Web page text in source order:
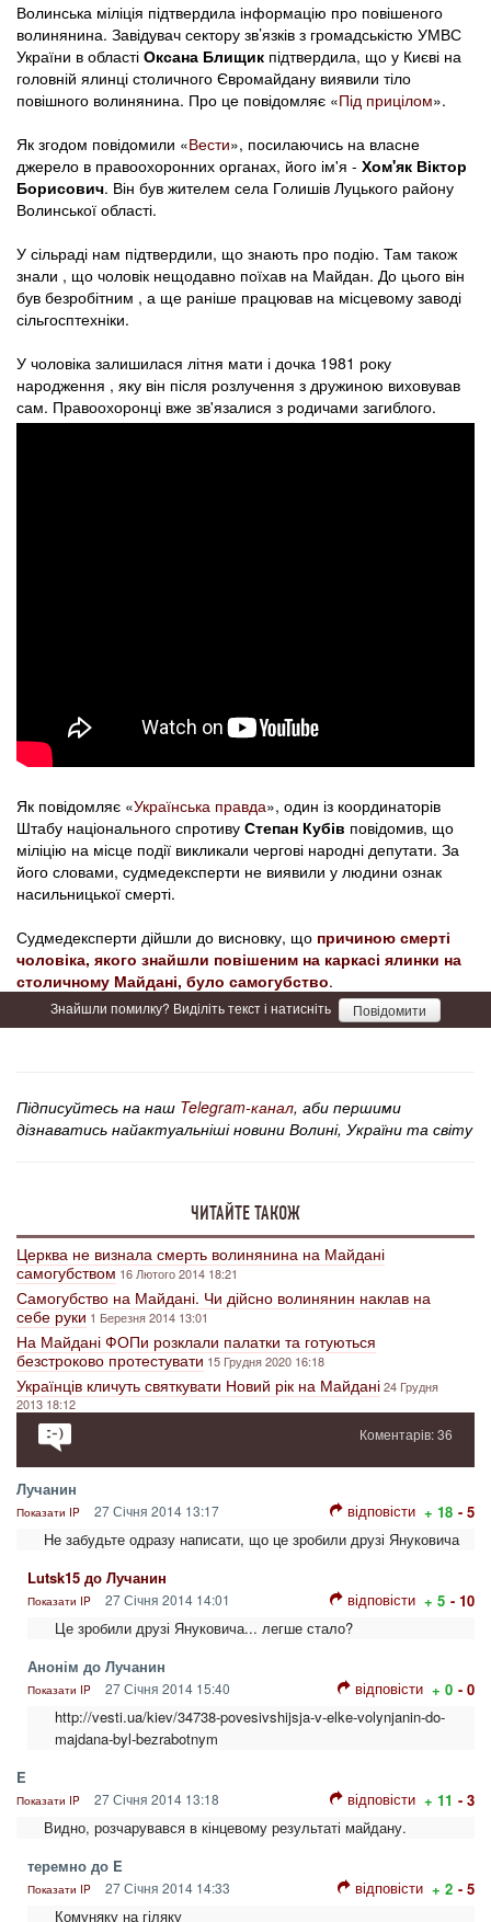
Волинська міліція підтвердила інформацію про повішеного
волинянина. Завідувач сектору зв’язків з громадськістю УМВС
України в області Оксана Блищик підтвердила, що у Києві на
головній ялинці столичного Євромайдану виявили тіло
повішного волинянина. Про це повідомляє «Під прицілом».
Як згодом повідомили «Вести», посилаючись на власне
джерело в правоохоронних органах, його ім'я - Хом'як Віктор
Борисович. Він був жителем села Голишів Луцького району
Волинської області.
У сільраді нам підтвердили, що знають про подію. Там також
знали , що чоловік нещодавно поїхав на Майдан. До цього він
був безробітним , а ще раніше працював на місцевому заводі
сільгосптехніки.
У чоловіка залишилася літня мати і дочка 1981 року
народження , яку він після розлучення з дружиною виховував
сам. Правоохоронці вже зв'язалися з родичами загиблого.
Як повідомляє «Українська правда», один із координаторів
Штабу національного спротиву Степан Кубів повідомив, що
міліцію на місце події викликали чергові народні депутати. За
його словами, судмедексперти не виявили у людини ознак
насильницької смерті.
Судмедексперти дійшли до висновку, що причиною смерті
чоловіка, якого знайшли повішеним на каркасі ялинки на
столичному Майдані, було самогубство.
Знайшли помилку? Виділіть текст і натисніть Повідомити
Підписуйтесь на наш Telegram-канал, аби першими
дізнаватись найактуальніші новини Волині, України та світу
ЧИТАЙТЕ ТАКОЖ
Церква не визнала смерть волинянина на Майдані
самогубством 16 Лютого 2014 18:21
Самогубство на Майдані. Чи дійсно волинянин наклав на
себе руки 1 Березня 2014 13:01
На Майдані ФОПи розклали палатки та готуються
безстроково протестувати 15 Грудня 2020 16:18
Українців кличуть святкувати Новий рік на Майдані24 Грудня
2013 18:12
Коментарів: 36
Лучанин
Показати IP 27 Січня 2014 13:17 відповісти + 18 - 5
Не забудьте одразу написати, що це зробили друзі Януковича
Lutsk15 до Лучанин
Показати IP 27 Січня 2014 14:01 відповісти + 5 - 10
Це зробили друзі Януковича... легше стало?
Анонім до Лучанин
Показати IP 27 Січня 2014 15:40 відповісти + 0 - 0
http://vesti.ua/kiev/34738-povesivshijsja-v-elke-volynjanin-do-
majdana-byl-bezrabotnym
E
Показати IP 27 Січня 2014 13:18 відповісти + 11 - 3
Видно, розчарувався в кінцевому результаті майдану.
теремно до E
Показати IP 27 Січня 2014 14:33 відповісти + 2 - 5
Комуняку на гіляку